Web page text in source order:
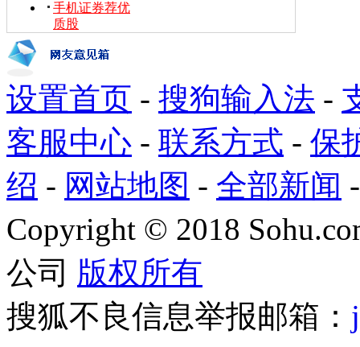
手机证券荐优
质股
设置首页 - 搜狗输入法 -
客服中心 - 联系方式 - 保
绍 - 网站地图 - 全部新闻
Copyright © 2018
公司 版权所有
搜狐不良信息举报邮箱：